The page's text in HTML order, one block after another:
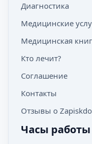
Диагностика
Медицинские
Медицинская
Кто лечит?
Соглашение
Контакты
Отзывы о
Часы работы